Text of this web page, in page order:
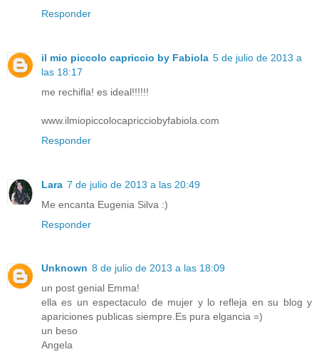
Responder
il mio piccolo capriccio by Fabiola 5 de julio de 2013 a
las 18:17
me rechifla! es ideal!!!!!!
www.ilmiopiccolocapricciobyfabiola.com
Responder
Lara 7 de julio de 2013 a las 20:49
Me encanta Eugenia Silva :)
Responder
Unknown 8 de julio de 2013 a las 18:09
un post genial Emma!
ella es un espectaculo de mujer y lo refleja en su blog y
apariciones publicas siempre.Es pura elgancia =)
un beso
Angela